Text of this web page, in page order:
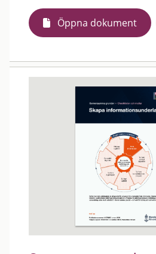
Öppna dokument